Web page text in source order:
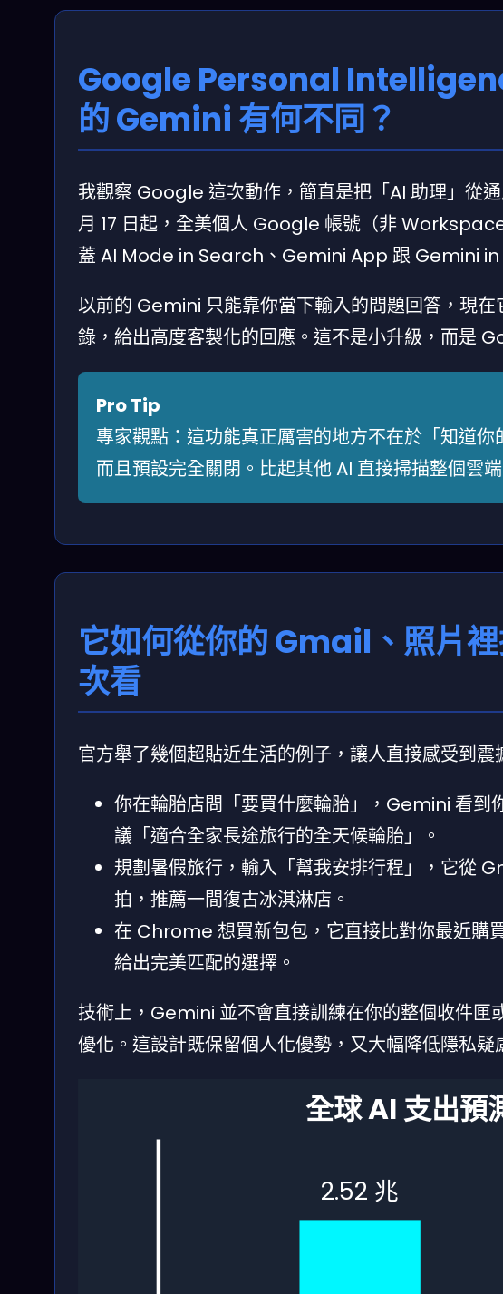
Google Personal
的 Gemini 有何不同？
我觀察 Google 這次動作，簡直是把「AI 助理」從
月 17 日起，全美個人 Google 帳號（非
蓋 AI Mode in Search、Gemini App 跟 Gemini in
以前的 Gemini 只能靠你當下輸入的問題回答，現
錄，給出高度客製化的回應。這不是小升級，而是
Pro Tip
專家觀點：這功能真正厲害的地方不在於「知道
而且預設完全關閉。比起其他 AI 直接掃描整個雲
它如何從你的 Gmail、照片
次看
官方舉了幾個超貼近生活的例子，讓人直接感受到震
你在輪胎店問「要買什麼輪胎」，Gemini 看
議「適合全家長途旅行的全天候輪胎」。
規劃暑假旅行，輸入「幫我安排行程」，它從
拍，推薦一間復古冰淇淋店。
在 Chrome 想買新包包，它直接比對你最近購
給出完美匹配的選擇。
技術上，Gemini 並不會直接訓練在你的整個收件匣
優化。這設計既保留個人化優勢，又大幅降低隱私疑
2.52 兆
全球 AI 支出預